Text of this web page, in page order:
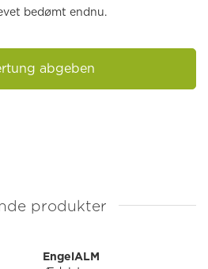
bedømt endnu.
abgeben
produkter
EngelALM